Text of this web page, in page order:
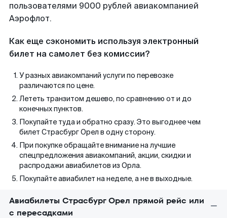
пользователями 9000 рублей авиакомпанией
Аэрофлот.
Как еще сэкономить используя электронный
билет на самолет без комиссии?
У разных авиакомпаний услуги по перевозке
различаются по цене.
Лететь транзитом дешево, по сравнению от и до
конечных пунктов.
Покупайте туда и обратно сразу. Это выгоднее чем
билет Страсбург Орел в одну сторону.
При покупке обращайте внимание на лучшие
спецпредложения авиакомпаний, акции, скидки и
распродажи авиабилетов из Орла.
Покупайте авиабилет на неделе, а не в выходные.
Авиабилеты Страсбург Орел прямой рейс или
с пересадками